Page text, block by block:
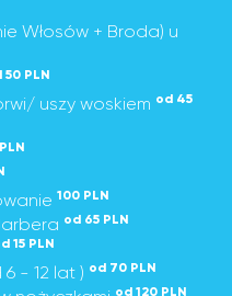
Włosów + Broda) u
50 PLN
uszy woskiem od 45
100 PLN
od 65 PLN
15 PLN
- 12 lat ) od 70 PLN
od 120 PLN